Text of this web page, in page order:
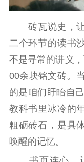
党建
紫金
砖瓦说史，让
二个环节的读书
不是寻常的讲义
00余块铭文砖。
的是咱们盱眙自
教科书里冰冷的
粗砺砖石，是具
唤醒的记忆。